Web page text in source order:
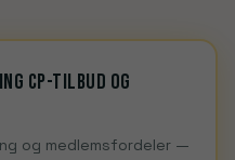
CP-tilbud og
og medlemsfordeler —